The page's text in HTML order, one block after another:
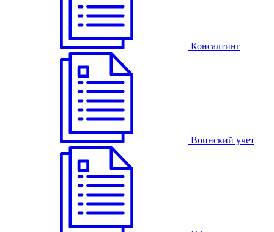
Консалтинг
Воинский учет